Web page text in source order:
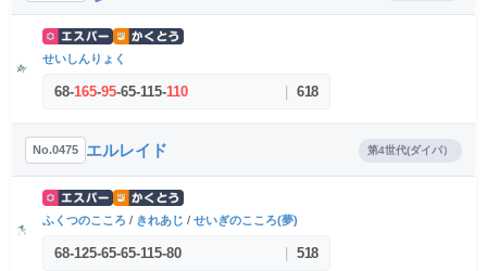
せいしんりょく
68-165-95-65-115-110 618
No.0475 エルレイド 第4世代(ダイパ）
ふくつのこころ / きれあじ / せいぎのこころ(夢)
68-125-65-65-115-80 518